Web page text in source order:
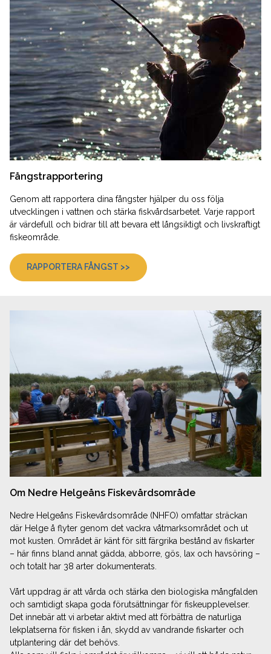
Fångstrapportering
Genom att rapportera dina fångster hjälper du oss följa
utvecklingen i vattnen och stärka fiskvårdsarbetet. Varje rapport
är värdefull och bidrar till att bevara ett långsiktigt och livskraftigt
fiskeområde.
RAPPORTERA FÅNGST >>
Om Nedre Helgeåns Fiskevårdsområde
Nedre Helgeåns Fiskevårdsområde (NHFO) omfattar sträckan
där Helge å flyter genom det vackra våtmarks­området och ut
mot kusten. Området är känt för sitt färgrika bestånd av fiskarter
– här finns bland annat gädda, abborre, gös, lax och havsöring –
och totalt har 38 arter dokumenterats.
Vårt uppdrag är att vårda och stärka den biologiska mångfalden
och samtidigt skapa goda förutsättningar för fiskeupplevelser.
Det innebär att vi arbetar aktivt med att förbättra de naturliga
lekplatserna för fisken i ån, skydd av vandrande fiskarter och
utplantering där det behövs.